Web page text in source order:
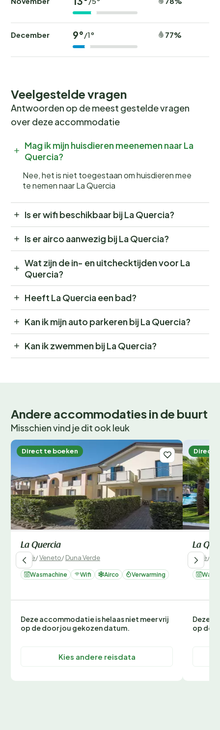
December 9°/1° 77%
Veelgestelde vragen
Antwoorden op de meest gestelde vragen
over deze accommodatie
Mag ik mijn huisdieren meenemen naar La
Quercia?
Nee, het is niet toegestaan om huisdieren mee
te nemen naar La Quercia
Is er wifi beschikbaar bij La Quercia?
Is er airco aanwezig bij La Quercia?
Wat zijn de in- en uitchecktijden voor La
Quercia?
Heeft La Quercia een bad?
Kan ik mijn auto parkeren bij La Quercia?
Kan ik zwemmen bij La Quercia?
Andere accommodaties in de buurt
Misschien vind je dit ook leuk
Direct te boeken
La Quercia
Italië/Veneto/Duna Verde
Wasmachine Wifi Airco Verwarming
Deze accommodatie is helaas niet meer vrij
op de door jou gekozen datum.
Kies andere reisdata
Direct
La
Italië/
Deze
op de